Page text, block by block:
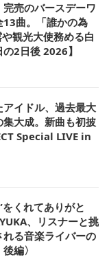
売のバースデーワ
13曲。「誰かの為
観光大使務める白
2日後 2026】
イドル、過去最大
大成。新曲も初披
Special LIVE in
をくれてありがと
、リスナーと挑
る音楽ライバーの
編〉